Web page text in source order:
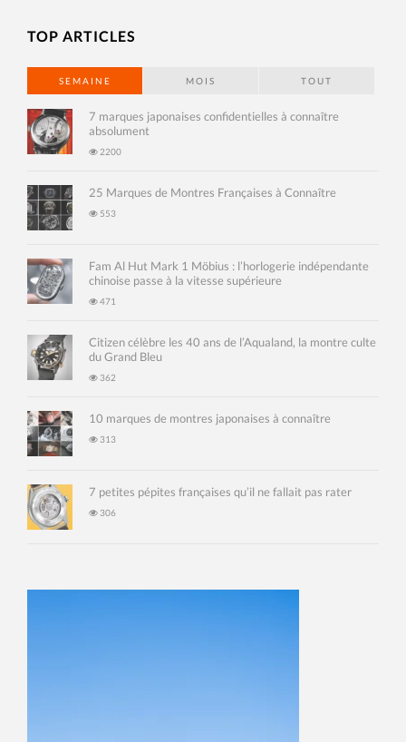
TOP ARTICLES
SEMAINE MOIS TOUT
7 marques japonaises confidentielles à connaître
absolument
2200
25 Marques de Montres Françaises à Connaître
553
Fam Al Hut Mark 1 Möbius : l’horlogerie indépendante
chinoise passe à la vitesse supérieure
471
Citizen célèbre les 40 ans de l’Aqualand, la montre culte
du Grand Bleu
362
10 marques de montres japonaises à connaître
313
7 petites pépites françaises qu’il ne fallait pas rater
306